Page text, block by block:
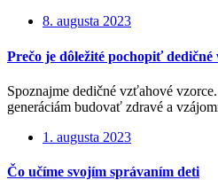
8. augusta 2023
Prečo je dôležité pochopiť dedičné
Spoznajme dedičné vzťahové
generáciám budovať zdravé a
1. augusta 2023
Čo učíme svojím správaním deti